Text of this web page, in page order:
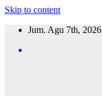
Skip to content
Jum. Agu 7th, 2026